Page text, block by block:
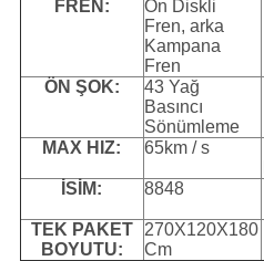
FREN:
Ön Diskli
Fren, arka
Kampana
Fren
ÖN ŞOK:
43 Yağ
Basıncı
Sönümleme
MAX HIZ: 65km / s
İSİM: 8848
TEK PAKET
BOYUTU:
270X120X180
Cm